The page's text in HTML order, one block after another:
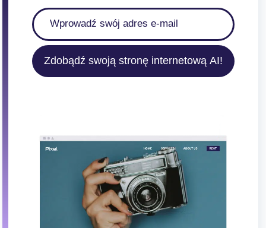
Zdobądź swoją stronę internetową AI!